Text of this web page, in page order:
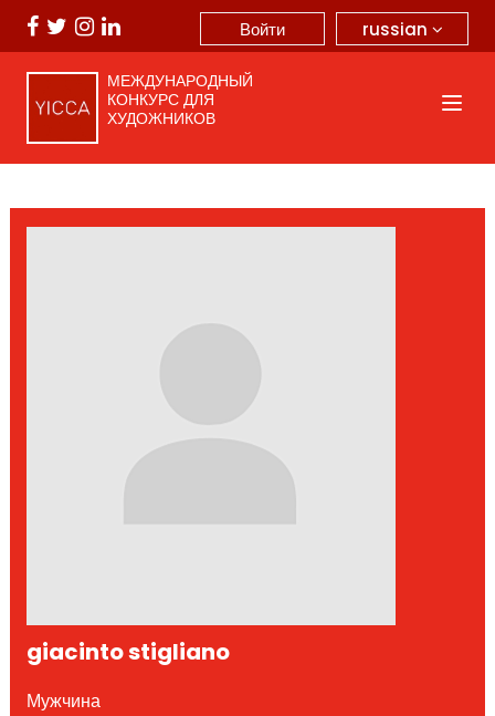
russian
Войти
МЕЖДУНАРОДНЫЙ
КОНКУРС ДЛЯ
ХУДОЖНИКОВ
giacinto stigliano
Мужчина